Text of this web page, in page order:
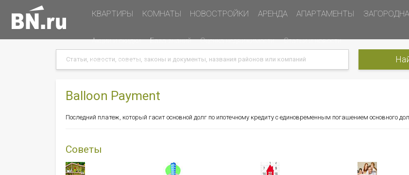
Основная
КВАРТИРЫ КОМНАТЫ НОВОСТРОЙКИ АРЕНДА АПАРТАМЕНТЫ
Дополнительная
навигация
Акции и скидки База знаний Оценка недвижимости Статьи и новости
Меню
в
(справа)
Подать объявление
Search
Search
Balloon Payment
Последний платеж, который гасит основной долг по ипотечному кредиту с единовременным погашением основного
Советы